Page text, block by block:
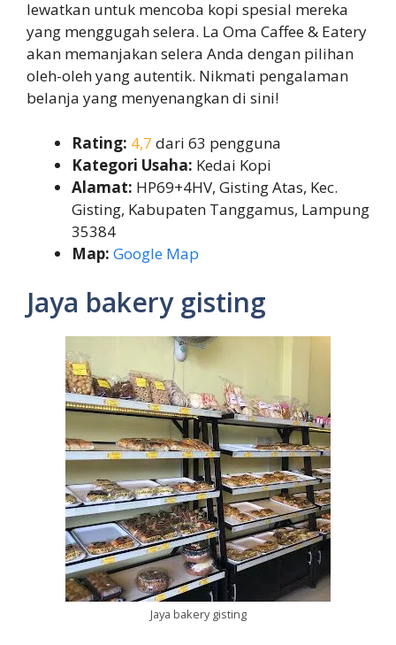
lewatkan untuk mencoba kopi spesial mereka
yang menggugah selera. La Oma Caffee & Eatery
akan memanjakan selera Anda dengan pilihan
oleh-oleh yang autentik. Nikmati pengalaman
belanja yang menyenangkan di sini!
Rating: 4,7 dari 63 pengguna
Kategori Usaha: Kedai Kopi
Alamat: HP69+4HV, Gisting Atas, Kec.
Gisting, Kabupaten Tanggamus, Lampung
35384
Map: Google Map
Jaya bakery gisting
Jaya bakery gisting